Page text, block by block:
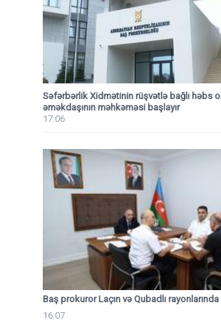
Səfərbərlik Xidmətinin rüşvətlə bağlı həbs
əməkdaşının məhkəməsi başlayır
17:06
Baş prokuror Laçın və Qubadlı
16:07